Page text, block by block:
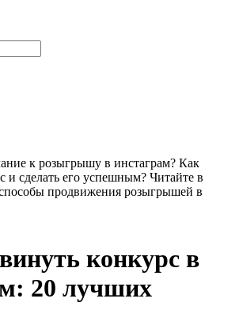
к розыгрышу в инстаграм? Как
и сделать его успешным? Читайте в
продвижения розыгрышей в
конкурс в
20 лучших